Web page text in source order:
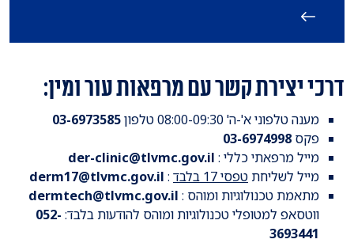
דרכי יצירת קשר עם מרפאות עור ומין:
מענה טלפוני א'-ה' 08:00-09:30 טלפון
03-6973585
פקס 03-6974998
מייל מרפאתי כללי : der-clinic@tlvmc.gov.il
מייל לשליחתטפסי 17 בלבד :
derm17@tlvmc.gov.il
מתאמת טכנולוגיות ומוהס : dermtech@tlvmc.gov.il
ווטסאפ למטופלי טכנולוגיות ומוהס להודעות בלבד: 052-
3693441